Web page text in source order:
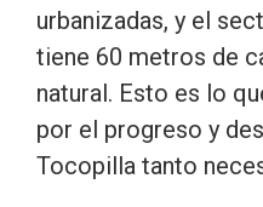
urbanizadas, y el
tiene 60 metros de
natural. Esto es lo
por el progreso y
Tocopilla tanto